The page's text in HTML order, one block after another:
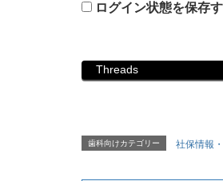
ログイン状態を保存
Threads
歯科向けカテゴリー 社保情報